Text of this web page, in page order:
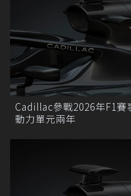
Cadillac參戰2026年F1賽
動力單元兩年